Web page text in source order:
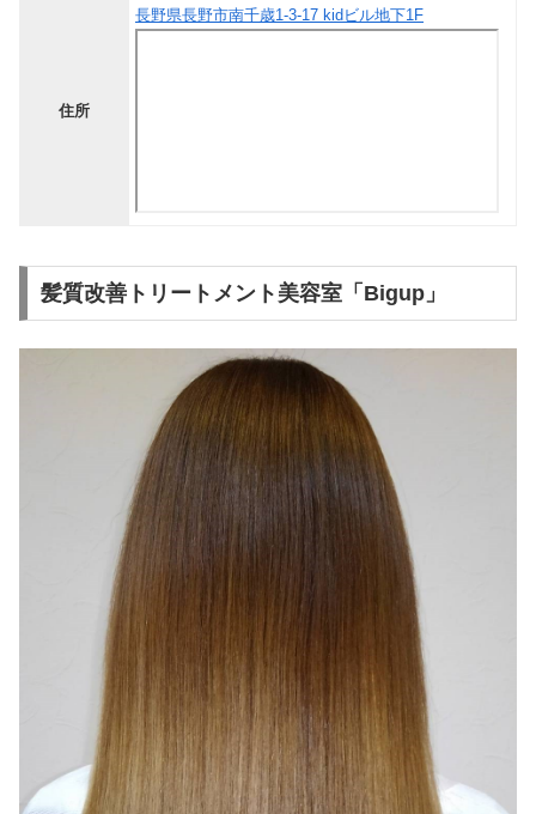
住所
長野県長野市南千歳1-3-17 kidビル地下1F
髪質改善トリートメント美容室「Bigup」